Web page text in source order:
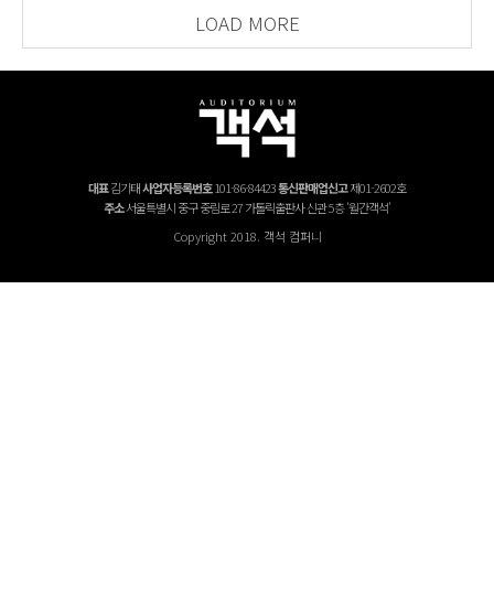
LOAD MORE
대표김기태사업자등록번호101-86-84423통신판매업신고제01-2602호
주소서울특별시 중구 중림로 27 가톨릭출판사 신관 5층 '월간객석'
Copyright 2018. 객석 컴퍼니